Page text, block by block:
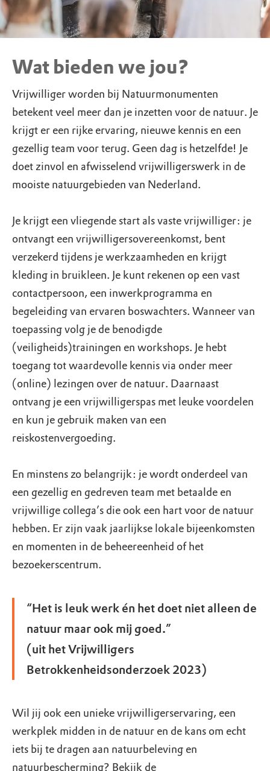
Wat bieden we jou?
Vrijwilliger worden bij Natuurmonumenten
betekent veel meer dan je inzetten voor de natuur. Je
krijgt er een rijke ervaring, nieuwe kennis en een
gezellig team voor terug. Geen dag is hetzelfde! Je
doet zinvol en afwisselend vrijwilligerswerk in de
mooiste natuurgebieden van Nederland.
Je krijgt een vliegende start als vaste vrijwilliger: je
ontvangt een vrijwilligersovereenkomst, bent
verzekerd tijdens je werkzaamheden en krijgt
kleding in bruikleen. Je kunt rekenen op een vast
contactpersoon, een inwerkprogramma en
begeleiding van ervaren boswachters. Wanneer van
toepassing volg je de benodigde
(veiligheids)trainingen en workshops. Je hebt
toegang tot waardevolle kennis via onder meer
(online) lezingen over de natuur. Daarnaast
ontvang je een vrijwilligerspas met leuke voordelen
en kun je gebruik maken van een
reiskostenvergoeding.
En minstens zo belangrijk: je wordt onderdeel van
een gezellig en gedreven team met betaalde en
vrijwillige collega’s die ook een hart voor de natuur
hebben. Er zijn vaak jaarlijkse lokale bijeenkomsten
en momenten in de beheereenheid of het
bezoekerscentrum.
“Het is leuk werk én het doet niet alleen de
natuur maar ook mij goed.”
(uit het Vrijwilligers
Betrokkenheidsonderzoek 2023)
Wil jij ook een unieke vrijwilligerservaring, een
werkplek midden in de natuur en de kans om echt
iets bij te dragen aan natuurbeleving en
natuurbescherming? Bekijk de